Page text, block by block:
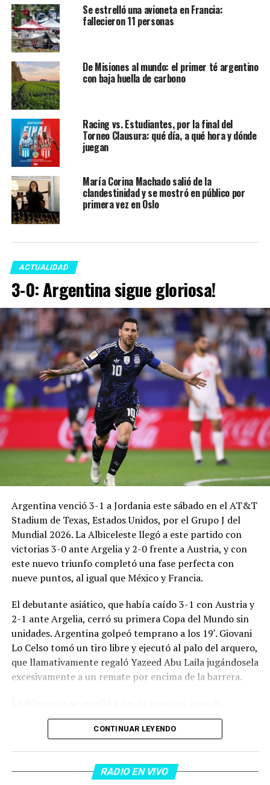
Se estrelló una avioneta en Francia:
fallecieron 11 personas
De Misiones al mundo: el primer té argentino
con baja huella de carbono
Racing vs. Estudiantes, por la final del
Torneo Clausura: qué día, a qué hora y dónde
juegan
María Corina Machado salió de la
clandestinidad y se mostró en público por
primera vez en Oslo
ACTUALIDAD
3-0: Argentina sigue gloriosa!
Argentina venció 3-1 a Jordania este sábado en el AT&T
Stadium de Texas, Estados Unidos, por el Grupo J del
Mundial 2026. La Albiceleste llegó a este partido con
victorias 3-0 ante Argelia y 2-0 frente a Austria, y con
este nuevo triunfo completó una fase perfecta con
nueve puntos, al igual que México y Francia.
El debutante asiático, que había caído 3-1 con Austria y
2-1 ante Argelia, cerró su primera Copa del Mundo sin
unidades. Argentina golpeó temprano a los 19′. Giovani
Lo Celso tomó un tiro libre y ejecutó al palo del arquero,
que llamativamente regaló Yazeed Abu Laila jugándosela
excesivamente a un remate por encima de la barrera.
Lautaro Martínez convirtió de penal el 2-0. El Toro
anotó su primer gol en Copas del Mundo, tras no
dentro del área sobre Marcos Senesi, que intentó ir a
una segunda pelota luego de un tiro en el travesaño del
CONTINUAR LEYENDO
RADIO EN VIVO